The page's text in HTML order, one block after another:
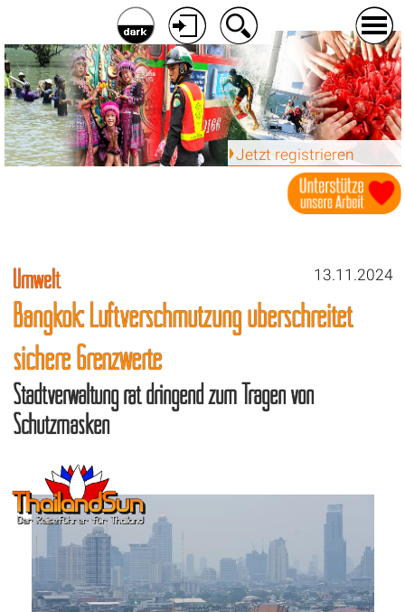
Jetzt registrieren
13.11.2024
Umwelt
Bangkok: Luftverschmutzung überschreitet
sichere Grenzwerte
Stadtverwaltung rät dringend zum Tragen von
Schutzmasken